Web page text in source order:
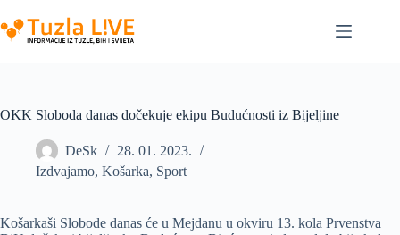
to
content
OKK Sloboda danas dočekuje ekipu Budućnosti iz Bijeljine
DeSk
28. 01. 2023.
Izdvajamo, Košarka, Sport
Košarkaši Slobode danas će u Mejdanu u okviru 13. kola Prvenstva